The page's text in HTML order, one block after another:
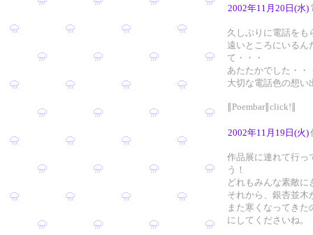
2002年11月20日(水)
久しぶりに電話をも
遠いところにいるん
て・・・
あたたかでした・・
大切な電話色の想い
∥Poembar∥click!∥
2002年11月19日(火)
作品展に連れて行っ
う！
どれもみんな素敵に
それから、銀杏並木
また寒くなってき
にしてくださいね。